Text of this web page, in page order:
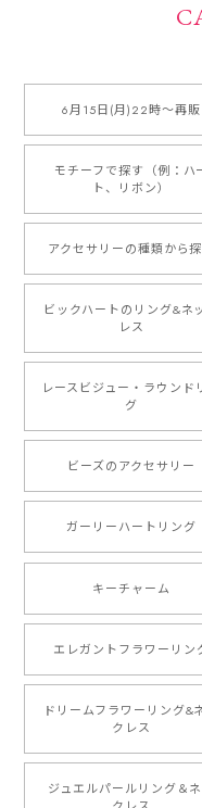
6月15日(月)22時〜再販
モチーフで探す（例：ハ
ト、リボン）
アクセサリーの種類から
ビックハートのリング&ネ
レス
レースビジュー・ラウンド
グ
ビーズのアクセサリー
ガーリーハートリング
キーチャーム
エレガントフラワーリン
ドリームフラワーリング&
クレス
ジュエルパールリング＆ネ